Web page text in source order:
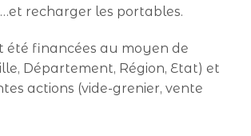
recharger les portables.
été financées au moyen de
Département, Région, Etat) et
actions (vide-grenier, vente